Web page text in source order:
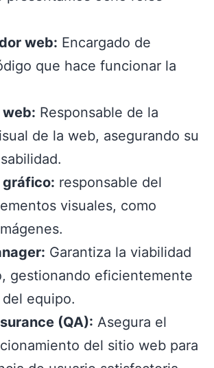
web: Encargado de
que hace funcionar la
web: Responsable de la
de la web, asegurando su
gráfico: responsable del
visuales, como
Garantiza la viabilidad
gestionando eficientemente
equipo.
(QA): Asegura el
del sitio web para